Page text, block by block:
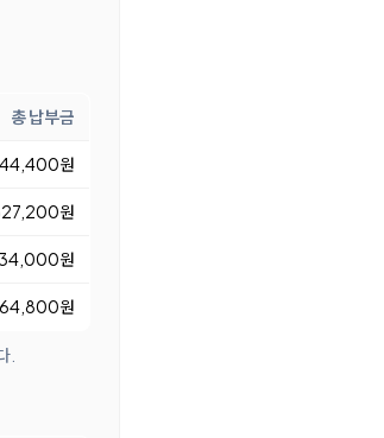
총 납부금
원
원
원
원
.